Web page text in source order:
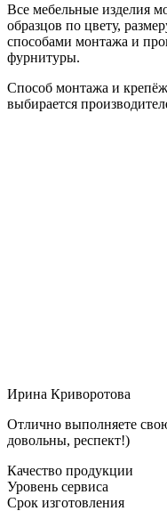
Все мебельные изделия
образцов по цвету,
способами монтажа и
фурнитуры.
Способ монтажа и
выбирается
Ирина Криворотова
Отлично выполняете
довольны, респект!)
Качество продукции
Уровень сервиса
Срок изготовления